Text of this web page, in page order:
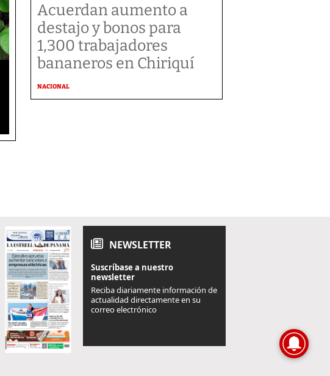
Acuerdan aumento a
destajo y bonos para
1,300 trabajadores
bananeros en Chiriquí
NACIONAL
NEWSLETTER
Suscríbase a nuestro
newsletter
Reciba diariamente información de
actualidad directamente en su
correo electrónico